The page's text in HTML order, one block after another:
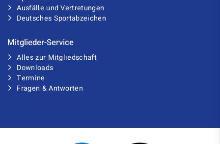
Ausfälle und Vertretungen
Deutsches Sportabzeichen
Mitglieder-Service
Alles zur Mitgliedschaft
Downloads
Termine
Fragen & Antworten